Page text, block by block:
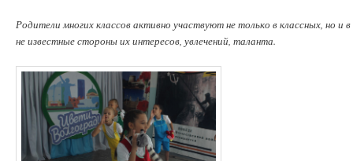
Родители многих классов активно участвуют не только в классных, но
не известные стороны их интересов, увлечений, таланта.